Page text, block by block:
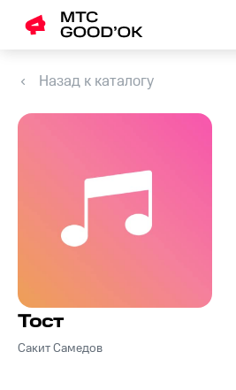
Назад к каталогу
Тост
Сакит Самедов